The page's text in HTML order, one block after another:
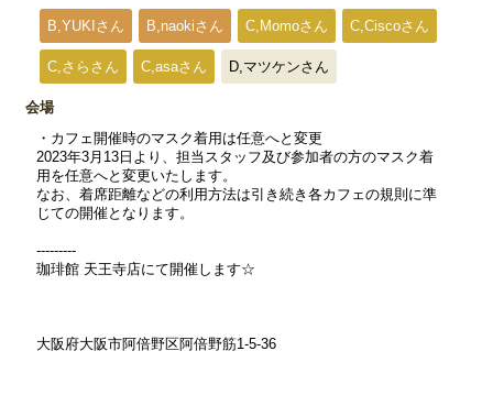
B,YUKIさん B,naokiさん C,Momoさん C,Ciscoさん
C,さらさん C,asaさん D,マツケンさん
会場
・カフェ開催時のマスク着用は任意へと変更
2023年3月13日より、担当スタッフ及び参加者の方のマスク着
用を任意へと変更いたします。
なお、着席距離などの利用方法は引き続き各カフェの規則に準
じての開催となります。
---------
珈琲館 天王寺店にて開催します☆
大阪府大阪市阿倍野区阿倍野筋1-5-36